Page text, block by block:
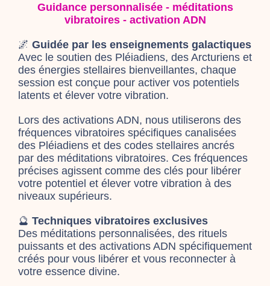
Guidance personnalisée - méditations
vibratoires - activation ADN
🌌 Guidée par les enseignements galactiques
Avec le soutien des Pléiadiens, des Arcturiens et
des énergies stellaires bienveillantes, chaque
session est conçue pour activer vos potentiels
latents et élever votre vibration.
Lors des activations ADN, nous utiliserons des
fréquences vibratoires spécifiques canalisées
des Pléiadiens et des codes stellaires ancrés
par des méditations vibratoires. Ces fréquences
précises agissent comme des clés pour libérer
votre potentiel et élever votre vibration à des
niveaux supérieurs.
🔮 Techniques vibratoires exclusives
Des méditations personnalisées, des rituels
puissants et des activations ADN spécifiquement
créés pour vous libérer et vous reconnecter à
votre essence divine.